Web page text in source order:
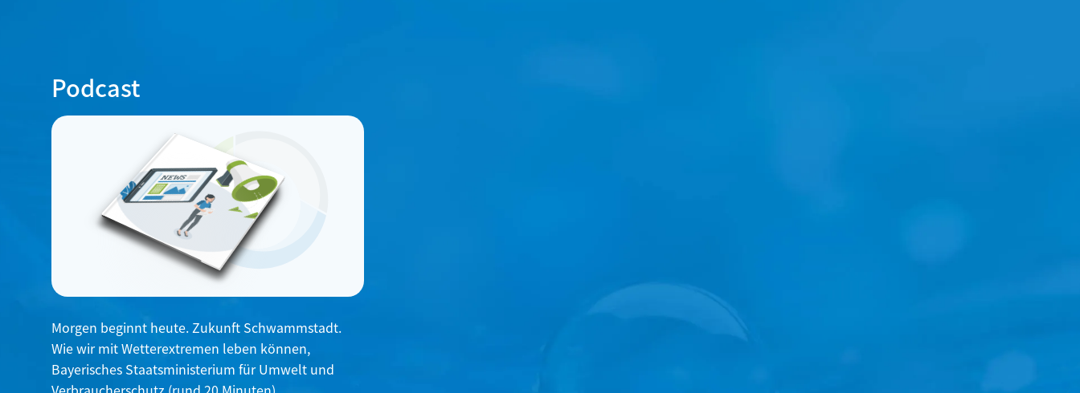
Podcast
Morgen beginnt heute. Zukunft Schwammstadt.
Wie wir mit Wetterextremen leben können,
Bayerisches Staatsministerium für Umwelt und